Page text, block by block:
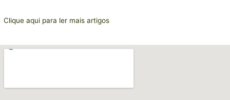
Clique aqui para ler mais artigos